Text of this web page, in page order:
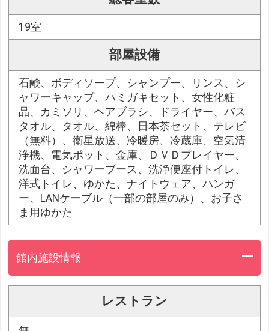
19室
部屋設備
石鹸、ボディソープ、シャンプー、リンス、シ
ャワーキャップ、ハミガキセット、女性化粧
品、カミソリ、ヘアブラシ、ドライヤー、バス
タオル、タオル、綿棒、日本茶セット、テレビ
（無料）、衛星放送、冷暖房、冷蔵庫、空気清
浄機、電気ポット、金庫、ＤＶＤプレイヤー、
洗面台、シャワーブース、洗浄便座付トイレ、
洋式トイレ、ゆかた、ナイトウェア、ハンガ
ー、LANケーブル（一部の部屋のみ）、お子さ
ま用ゆかた
館内施設情報
レストラン